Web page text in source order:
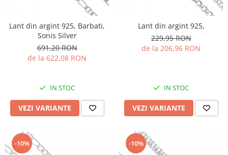
Lant din argint 925, Barbati,
Sonis Silver
691,20 RON
de la 622,08 RON
IN STOC
VEZI VARIANTE
Lant din argint 925,
229,95 RON
de la 206,96 RON
IN STOC
VEZI VARIANTE
-10% -10%